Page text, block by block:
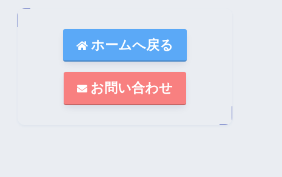
ホームへ戻る
お問い合わせ